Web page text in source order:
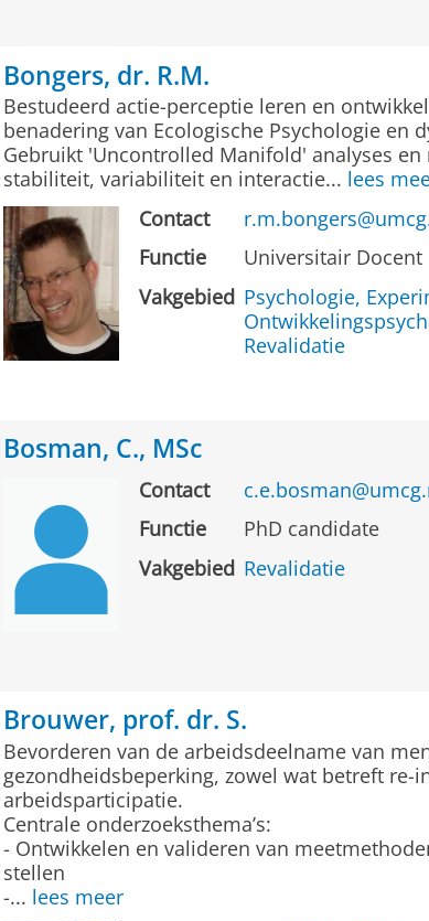
Bongers, dr. R.M.
Bestudeerd actie-perceptie leren en
benadering van Ecologische Psychologie en
Gebruikt 'Uncontrolled Manifold' analyses
stabiliteit, variabiliteit en interactie... lees
Contact
Functie
Universitair Docent
Vakgebied Psychologie,
Revalidatie
Bosman, C., MSc
Contact
Functie
PhD candidate
Vakgebied Revalidatie
Brouwer, prof. dr. S.
Bevorderen van de arbeidsdeelname van
gezondheidsbeperking, zowel wat betreft re-
arbeidsparticipatie.
Centrale onderzoeksthema’s:
- Ontwikkelen en valideren van
stellen
-... lees meer